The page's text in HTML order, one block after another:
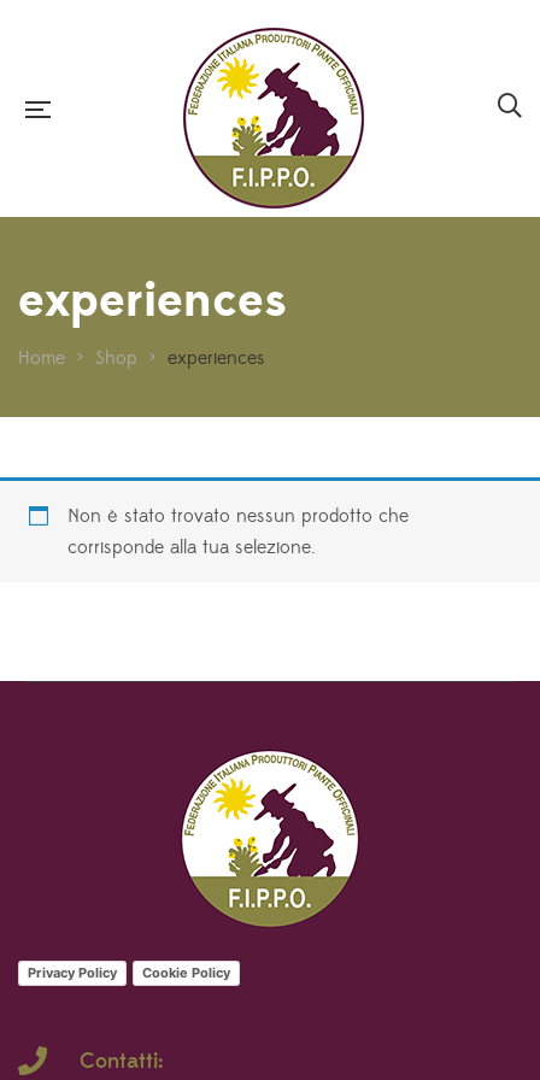
experiences
Home > Shop > experiences
Non è stato trovato nessun prodotto che
corrisponde alla tua selezione.
Privacy Policy Cookie Policy
Contatti: